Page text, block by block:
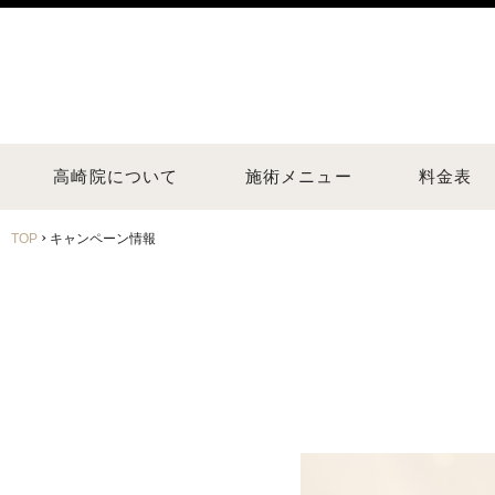
高崎院について 施術メニュー 料金表
TOP › キャンペーン情報